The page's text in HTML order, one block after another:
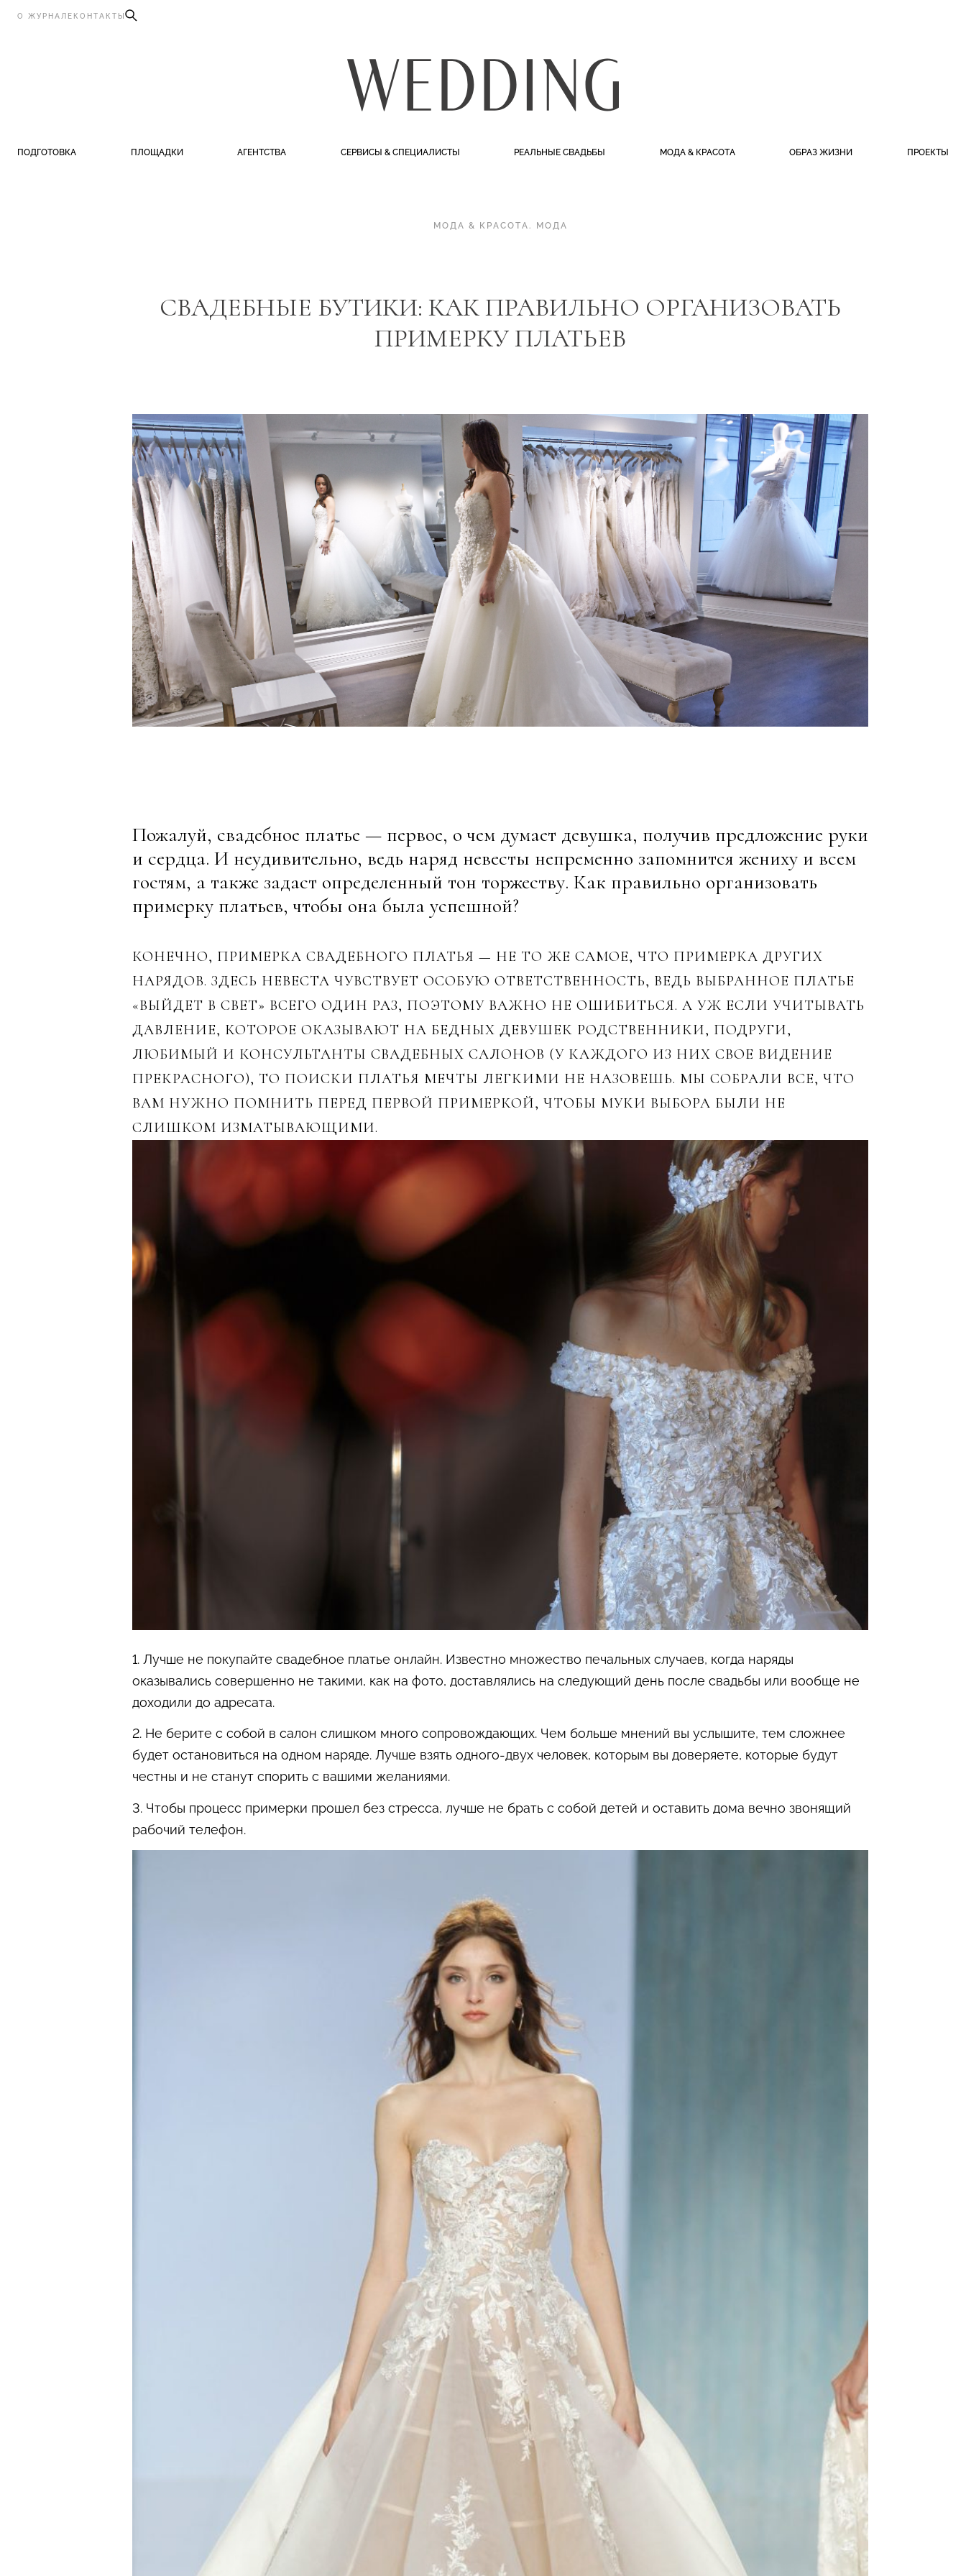
О ЖУРНАЛЕ КОНТАКТЫ
ПОДГОТОВКА ПЛОЩАДКИ АГЕНТСТВА СЕРВИСЫ & СПЕЦИАЛИСТЫ РЕАЛЬНЫЕ СВАДЬБЫ МОДА & КРАСОТА ОБРАЗ ЖИЗНИ ПРОЕКТЫ
МОДА & КРАСОТА. МОДА
СВАДЕБНЫЕ БУТИКИ: КАК ПРАВИЛЬНО ОРГАНИЗОВАТЬ
ПРИМЕРКУ ПЛАТЬЕВ
Пожалуй, свадебное платье — первое, о чем думает девушка, получив предложение руки
и сердца. И неудивительно, ведь наряд невесты непременно запомнится жениху и всем
гостям, а также задаст определенный тон торжеству. Как правильно организовать
примерку платьев, чтобы она была успешной?
КОНЕЧНО, ПРИМЕРКА СВАДЕБНОГО ПЛАТЬЯ — НЕ ТО ЖЕ САМОЕ, ЧТО ПРИМЕРКА ДРУГИХ
НАРЯДОВ. ЗДЕСЬ НЕВЕСТА ЧУВСТВУЕТ ОСОБУЮ ОТВЕТСТВЕННОСТЬ, ВЕДЬ ВЫБРАННОЕ ПЛАТЬЕ
«ВЫЙДЕТ В СВЕТ» ВСЕГО ОДИН РАЗ, ПОЭТОМУ ВАЖНО НЕ ОШИБИТЬСЯ. А УЖ ЕСЛИ УЧИТЫВАТЬ
ДАВЛЕНИЕ, КОТОРОЕ ОКАЗЫВАЮТ НА БЕДНЫХ ДЕВУШЕК РОДСТВЕННИКИ, ПОДРУГИ,
ЛЮБИМЫЙ И КОНСУЛЬТАНТЫ СВАДЕБНЫХ САЛОНОВ (У КАЖДОГО ИЗ НИХ СВОЕ ВИДЕНИЕ
ПРЕКРАСНОГО), ТО ПОИСКИ ПЛАТЬЯ МЕЧТЫ ЛЕГКИМИ НЕ НАЗОВЕШЬ. МЫ СОБРАЛИ ВСЕ, ЧТО
ВАМ НУЖНО ПОМНИТЬ ПЕРЕД ПЕРВОЙ ПРИМЕРКОЙ, ЧТОБЫ МУКИ ВЫБОРА БЫЛИ НЕ
СЛИШКОМ ИЗМАТЫВАЮЩИМИ.
1. Лучше не покупайте свадебное платье онлайн. Известно множество печальных случаев, когда наряды
оказывались совершенно не такими, как на фото, доставлялись на следующий день после свадьбы или вообще не
доходили до адресата.
2. Не берите с собой в салон слишком много сопровождающих. Чем больше мнений вы услышите, тем сложнее
будет остановиться на одном наряде. Лучше взять одного-двух человек, которым вы доверяете, которые будут
честны и не станут спорить с вашими желаниями.
3. Чтобы процесс примерки прошел без стресса, лучше не брать с собой детей и оставить дома вечно звонящий
рабочий телефон.